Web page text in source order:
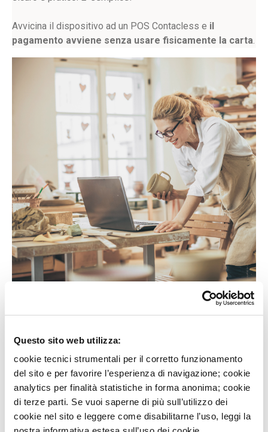
Questo sito web utilizza:
cookie tecnici strumentali per il corretto funzionamento
del sito e per favorire l’esperienza di navigazione; cookie
analytics per finalità statistiche in forma anonima; cookie
di terze parti. Se vuoi saperne di più sull’utilizzo dei
cookie nel sito e leggere come disabilitarne l’uso, leggi la
Avvicina il dispositivo ad un POS Contacless e il
pagamento avviene senza usare fisicamente la carta.
Debit Business:
Deduzioni fiscali: La quota annuale e le spese
sui rifornimenti di carburante sono fiscalmente
deducibili
Accettata in tutto il mondo: disponibile sul